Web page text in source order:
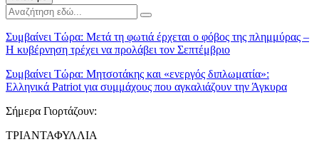
Συμβαίνει Τώρα: Μετά τη φωτιά έρχεται ο φόβος της πλημμύρας –
Η κυβέρνηση τρέχει να προλάβει τον Σεπτέμβριο
Συμβαίνει Τώρα: Μητσοτάκης και «ενεργός διπλωματία»:
Ελληνικά Patriot για συμμάχους που αγκαλιάζουν την Άγκυρα
Σήμερα Γιορτάζουν:
ΤΡΙΑΝΤΑΦΥΛΛΙΑ